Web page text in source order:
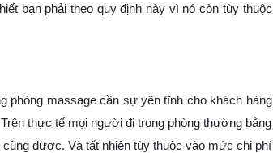
bạn phải theo quy định này vì nó còn tùy thuộc
phòng massage cần sự yên tĩnh cho khách hàng
thực tế mọi người đi trong phòng thường bằng
được. Và tất nhiên tùy thuộc vào mức chi phí